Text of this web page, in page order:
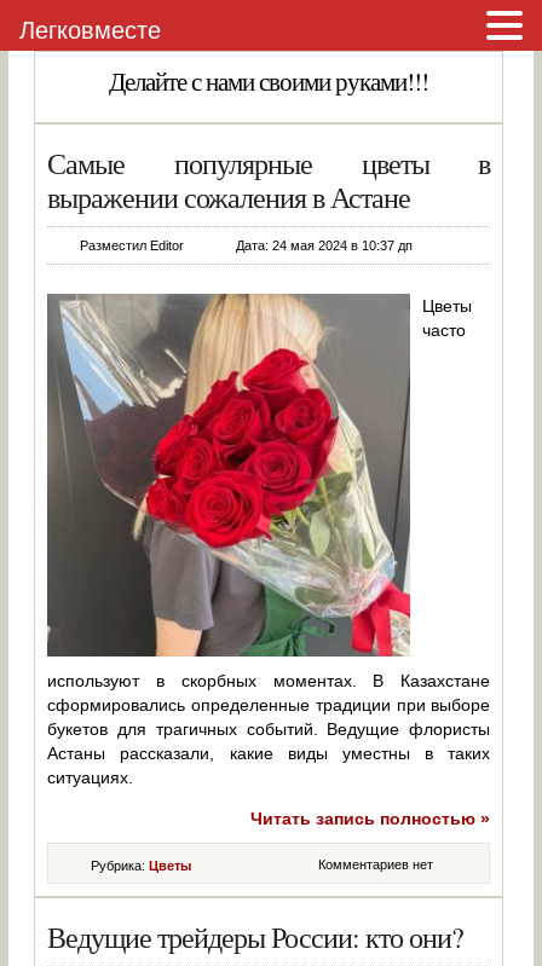
Делайте с нами своими руками!!!
Самые популярные цветы в
выражении сожаления в Астане
Разместил Editor Дата: 24 мая 2024 в 10:37 дп
Цветы
часто
используют в скорбных моментах. В Казахстане
сформировались определенные традиции при выборе
букетов для трагичных событий. Ведущие флористы
Астаны рассказали, какие виды уместны в таких
ситуациях.
Читать запись полностью »
Комментариев нет
Рубрика:Цветы
Ведущие трейдеры России: кто они?
Легковместе